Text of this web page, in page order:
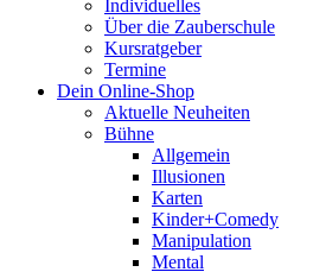
Individuelles
Über die Zauberschule
Kursratgeber
Termine
Dein Online-Shop
Aktuelle Neuheiten
Bühne
Allgemein
Illusionen
Karten
Kinder+Comedy
Manipulation
Mental